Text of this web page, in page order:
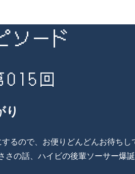
ソード
015回
り
るので、お便りどんどんお待ちし
さの話、ハイビの後輩ソーサー爆